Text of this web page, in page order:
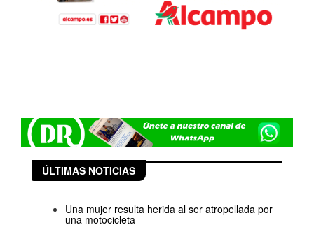
ÚLTIMAS NOTICIAS
Una mujer resulta herida al ser atropellada por
una motocicleta